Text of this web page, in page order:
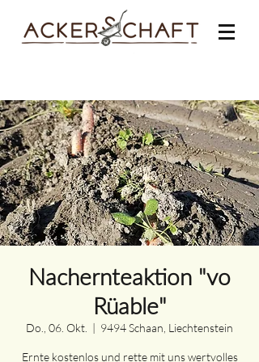
Nachernteaktion "vo
Rüable"
Do., 06. Okt.
  |
9494 Schaan, Liechtenstein
Ernte kostenlos und rette mit uns wertvolles